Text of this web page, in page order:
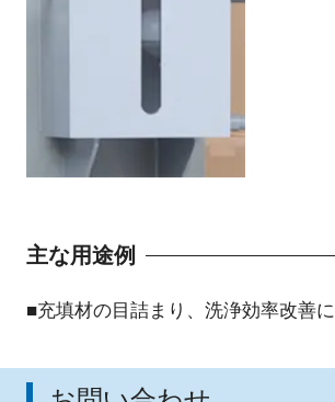
主な用途例
■充填材の目詰まり、洗浄効率改善に